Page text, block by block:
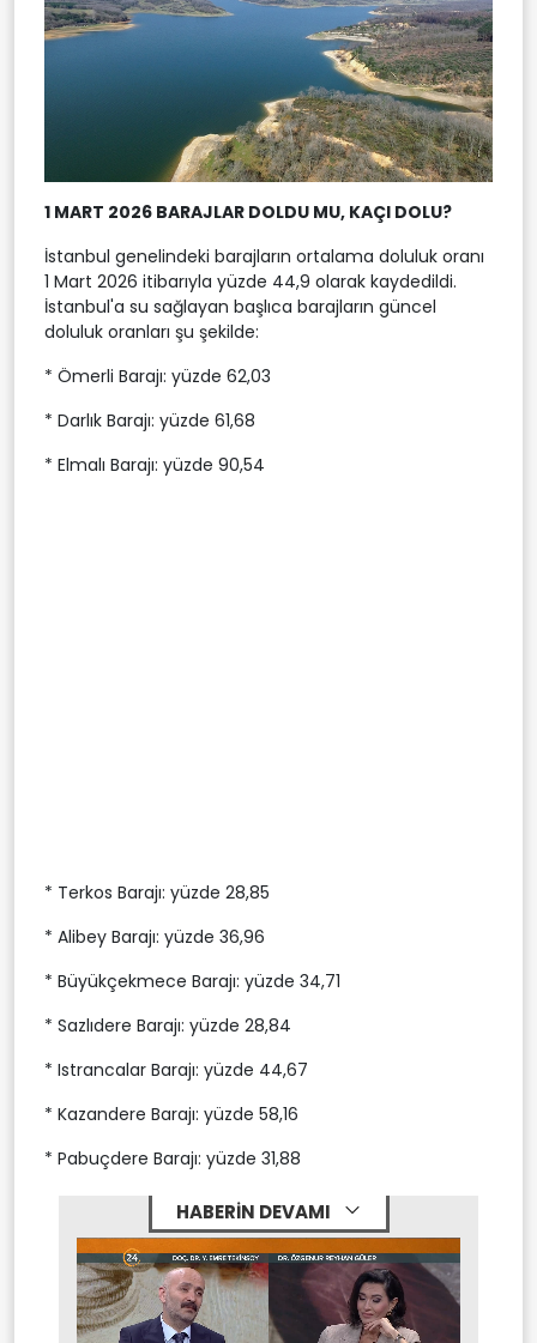
1 MART 2026 BARAJLAR DOLDU MU, KAÇI DOLU?
İstanbul genelindeki barajların ortalama doluluk oranı
1 Mart 2026 itibarıyla yüzde 44,9 olarak kaydedildi.
İstanbul'a su sağlayan başlıca barajların güncel
doluluk oranları şu şekilde:
* Ömerli Barajı: yüzde 62,03
* Darlık Barajı: yüzde 61,68
* Elmalı Barajı: yüzde 90,54
* Terkos Barajı: yüzde 28,85
* Alibey Barajı: yüzde 36,96
* Büyükçekmece Barajı: yüzde 34,71
* Sazlıdere Barajı: yüzde 28,84
* Istrancalar Barajı: yüzde 44,67
* Kazandere Barajı: yüzde 58,16
* Pabuçdere Barajı: yüzde 31,88
HABERİN DEVAMI